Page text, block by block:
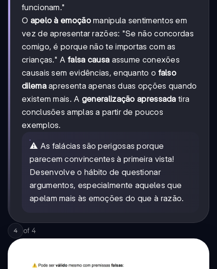
funcionam."
O apelo à emoçãomanipula sentimentos em
vez de apresentar razões: "Se não concordas
comigo, é porque não te importas com as
crianças." A falsa causa assume conexões
causais sem evidências, enquanto o falso
dilemaapresenta apenas duas opções quando
existem mais. A generalização apressada tira
conclusões amplas a partir de poucos
exemplos.
⚠️ As falácias são perigosas porque
parecem convincentes à primeira vista!
Desenvolve o hábito de questionar
argumentos, especialmente aqueles que
apelam mais às emoções do que à razão.
4 of 4